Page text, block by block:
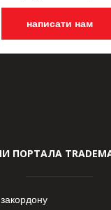
написати нам
ПОРТАЛА